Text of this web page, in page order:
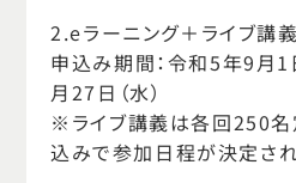
2.eラーニング＋ライブ講義
申込み期間：令和5年9月1
月27日（水）
※ライブ講義は各回250名
込みで参加日程が決定され